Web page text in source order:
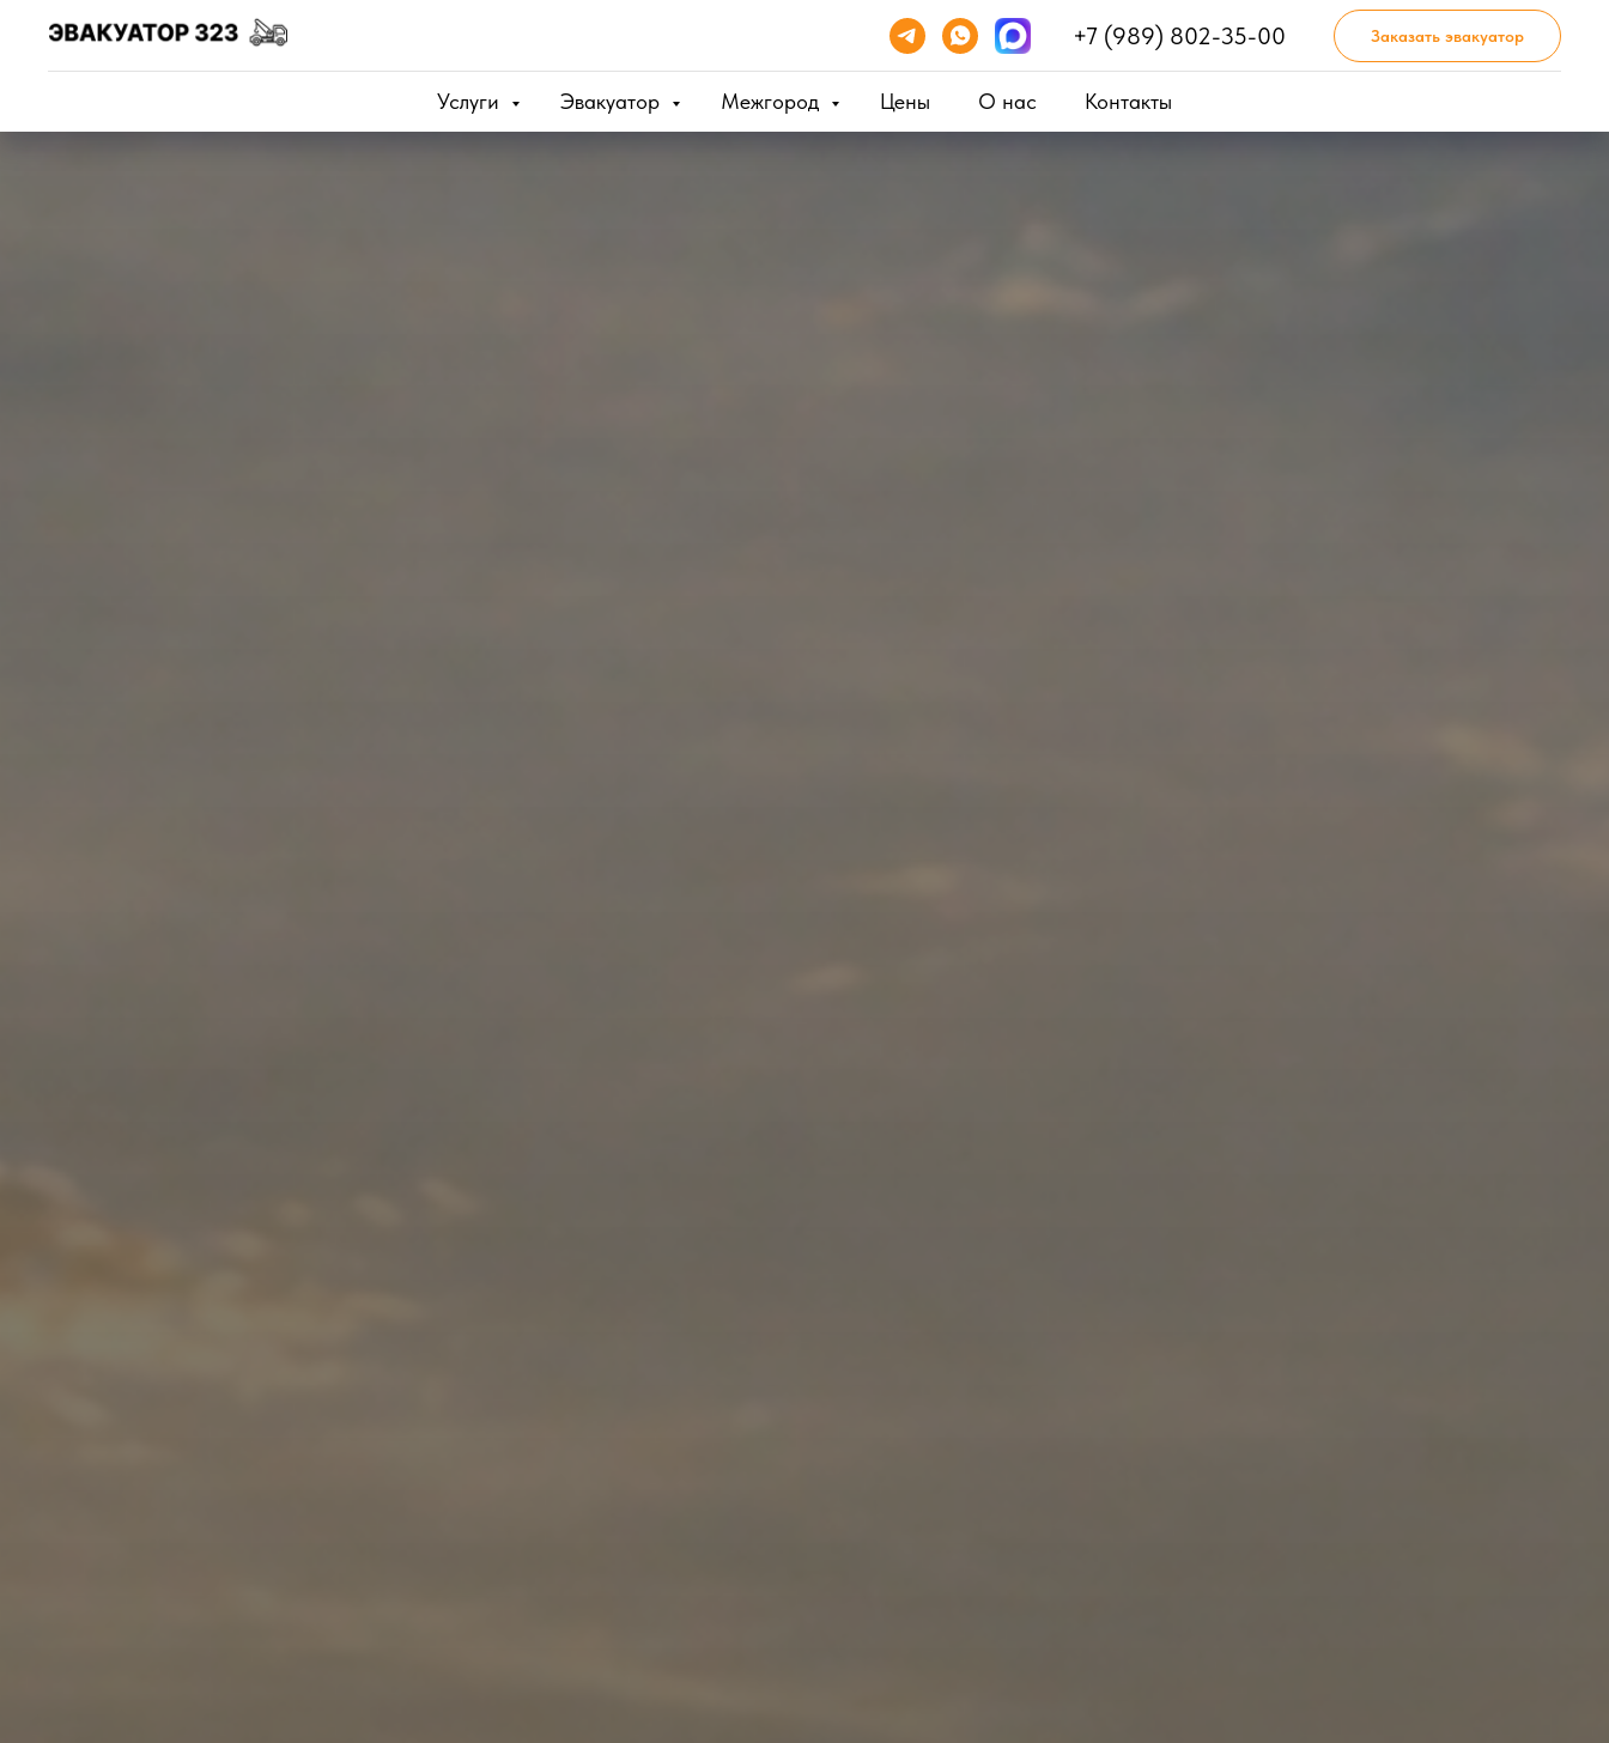
+7 (989) 802-35-00 Заказать эвакуатор
Услуги Эвакуатор Межгород Цены О нас Контакты